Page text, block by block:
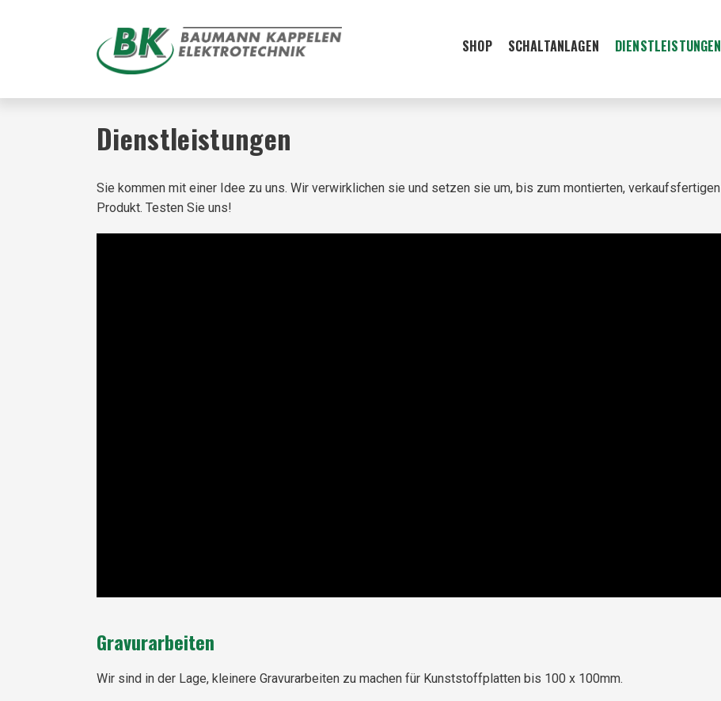
SHOP SCHALTANLAGEN DIENSTLEISTUNGEN
Dienstleistungen
Sie kommen mit einer Idee zu uns. Wir verwirklichen sie und setzen sie um, bis zum montierten, verkaufsfertigen
Produkt. Testen Sie uns!
Gravurarbeiten
Wir sind in der Lage, kleinere Gravurarbeiten zu machen für Kunststoffplatten bis 100 x 100mm.